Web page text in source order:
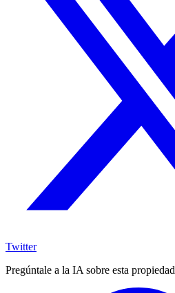
Twitter
Pregúntale a la IA sobre esta propiedad